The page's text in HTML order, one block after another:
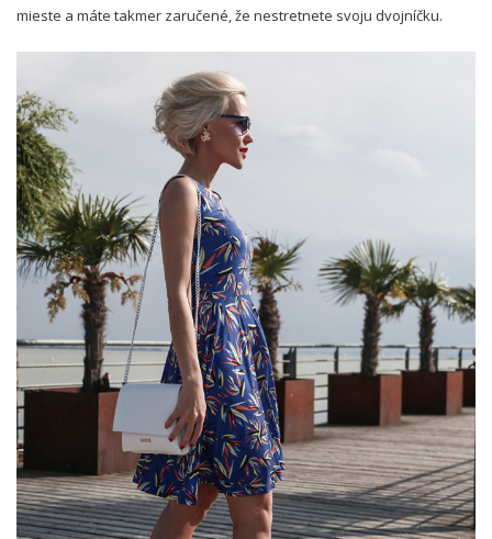
mieste a máte takmer zaručené, že nestretnete svoju dvojníčku.